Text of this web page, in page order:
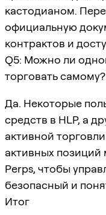
кастодианом.
официальную
контрактов и
Q5: Можно ли
торговать самому?
Да. Некоторые
средств в HLP, а
активной
активных позиций
Perps, чтобы
безопасный и
Итог